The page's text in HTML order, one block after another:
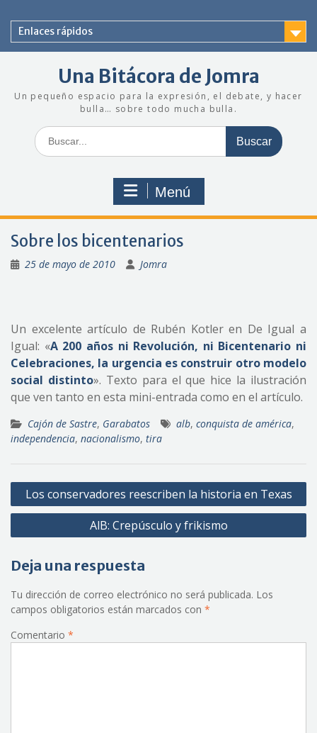
contenido
Enlaces rápidos
Una Bitácora de Jomra
Un pequeño espacio para la expresión, el debate, y hacer
bulla… sobre todo mucha bulla.
Buscar:
Menú
Sobre los bicentenarios
25 de mayo de 2010 Jomra
Un excelente artículo de Rubén Kotler en De Igual a
Igual: «A 200 años ni Revolución, ni Bicentenario ni
Celebraciones, la urgencia es construir otro modelo
social distinto». Texto para el que hice la ilustración
que ven tanto en esta mini-entrada como en el artículo.
Cajón de Sastre, Garabatos alb, conquista de américa,
independencia, nacionalismo, tira
Navegación
de
Los conservadores reescriben la historia en Texas
AlB: Crepúsculo y frikismo
Deja una respuesta
Tu dirección de correo electrónico no será publicada. Los
campos obligatorios están marcados con *
Comentario *